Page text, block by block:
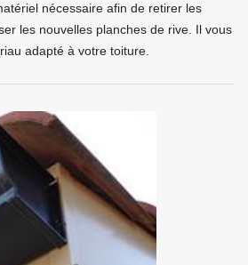
nécessaire afin de retirer les
les nouvelles planches de rive. Il vous
adapté à votre toiture.